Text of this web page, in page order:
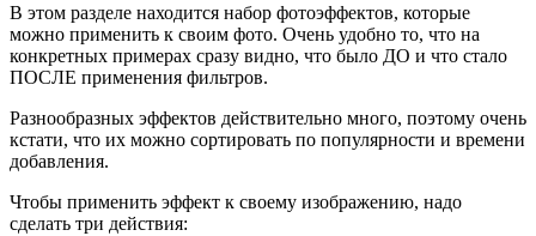
В этом разделе находится набор фотоэффектов, которые
можно применить к своим фото. Очень удобно то, что на
конкретных примерах сразу видно, что было ДО и что стало
ПОСЛЕ применения фильтров.
Разнообразных эффектов действительно много, поэтому очень
кстати, что их можно сортировать по популярности и времени
добавления.
Чтобы применить эффект к своему изображению, надо
сделать три действия: